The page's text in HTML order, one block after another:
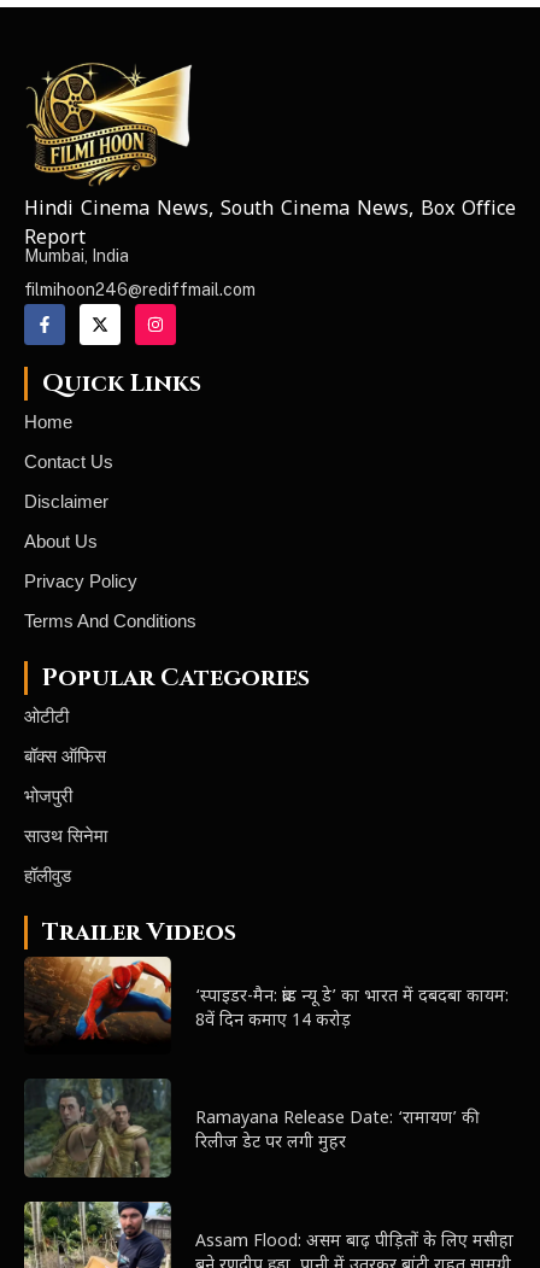
NEWS ELEMENTOR
Hindi Cinema News, South Cinema News, Box Office
Report
Mumbai, India
filmihoon246@rediffmail.com
Quick Links
Home
Contact Us
Disclaimer
About Us
Privacy Policy
Terms And Conditions
Popular Categories
ओटीटी
बॉक्स ऑफिस
भोजपुरी
साउथ सिनेमा
हॉलीवुड
Trailer Videos
‘स्पाइडर-मैन: ब्रांड न्यू डे’ का भारत में दबदबा कायम:
8वें दिन कमाए 14 करोड़
Ramayana Release Date: ‘रामायण’ की
रिलीज डेट पर लगी मुहर
Assam Flood: असम बाढ़ पीड़ितों के लिए मसीहा